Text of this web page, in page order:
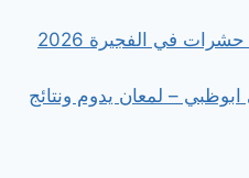
في الفجيرة 2026
– لمعان يدوم ونتائج